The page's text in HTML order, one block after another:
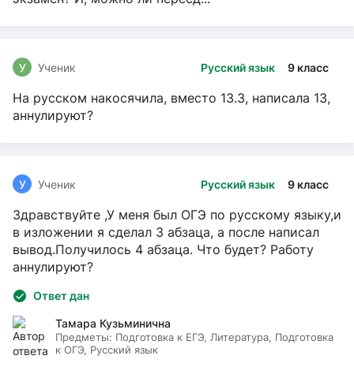
Русский язык 9 класс
У Ученик
На русском накосячила, вместо 13.3, написала 13,
аннулируют?
Русский язык 9 класс
У Ученик
Здравствуйте ,У меня был ОГЭ по русскому языку,и
в изложении я сделал 3 абзаца, а после написал
вывод.Получилось 4 абзаца. Что будет? Работу
аннулируют?
Ответ дан
Тамара Кузьминична
Предметы: Подготовка к ЕГЭ, Литература, Подготовка
к ОГЭ, Русский язык